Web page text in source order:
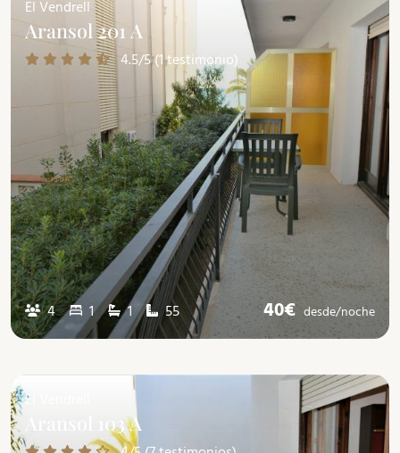
El Vendrell
Aransol 201 A
4.5/5 (1 testimonio)
4 1 1 55 40€ desde/noche
El Vendrell
Aransol 103 A